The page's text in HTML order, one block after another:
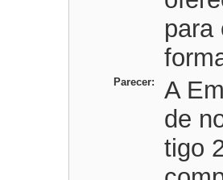
para
Parecer:
A
de
tigo